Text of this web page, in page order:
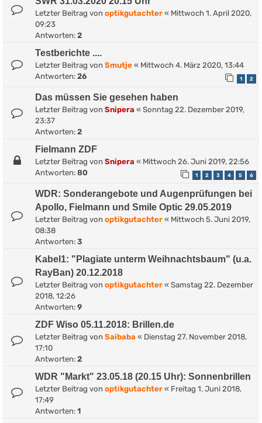
Letzter Beitrag von optikgutachter « Mittwoch 1. April 2020,
09:23
Antworten: 2
Testberichte ....
Letzter Beitrag von Smutje « Mittwoch 4. März 2020, 13:44
Antworten: 26 1 2
Das müssen Sie gesehen haben
Letzter Beitrag von Snipera « Sonntag 22. Dezember 2019,
23:37
Antworten: 2
Fielmann ZDF
Letzter Beitrag von Snipera « Mittwoch 26. Juni 2019, 22:56
Antworten: 80 1 2 3 4 5 6
WDR: Sonderangebote und Augenprüfungen bei
Apollo, Fielmann und Smile Optic 29.05.2019
Letzter Beitrag von optikgutachter « Mittwoch 5. Juni 2019,
08:38
Antworten: 3
Kabel1: "Plagiate unterm Weihnachtsbaum" (u.a.
RayBan) 20.12.2018
Letzter Beitrag von optikgutachter « Samstag 22. Dezember
2018, 12:26
Antworten: 9
ZDF Wiso 05.11.2018: Brillen.de
Letzter Beitrag von Saibaba « Dienstag 27. November 2018,
17:10
Antworten: 2
WDR "Markt" 23.05.18 (20.15 Uhr): Sonnenbrillen
Letzter Beitrag von optikgutachter « Freitag 1. Juni 2018,
17:49
Antworten: 1